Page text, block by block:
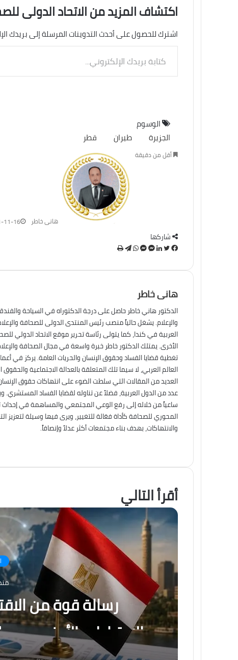
اكتشاف المزيد من الاتحاد الدولى
اشترك للحصول على أحدث التدوينات المرسلة إلى بريدك
الإلكتروني...
الوسوم
الجزيرة
طيران قطر
هانى خاطر 11-16
أقل من دقيقة
شاركها
فيسبوك
تويترلينكدإن
ماسنجر
ماسنجر
واتسابتيلقرام
طباعة
هانى خاطر
الدكتور هاني خاطر حاصل على درجة الدكتوراه في السياحة
والإعلام. يشغل حالياً منصب رئيس المنتدى الدولى للصحافة
العربية في كندا، كما يتولى رئاسة تحرير موقع الاتحاد الدولي
الأخرى. يمتلك الدكتور خاطر خبرة واسعة في مجال الصحافة
تغطية قضايا الفساد وحقوق الإنسان والحريات العامة. يركز في
العالم العربي، لا سيما تلك المتعلقة بالعدالة الاجتماعية
العديد من المقالات التي سلطت الضوء على انتهاكات حقوق
عدد من الدول العربية، فضلاً عن تناوله لقضايا الفساد المستشري.
ساعياً من خلاله إلى رفع الوعي المجتمعي والمساهمة في إحداث
المحوري للصحافة كأداة فعّالة للتغيير، ويرى فيها وسيلة لتعزيز
والانتهاكات، بهدف بناء مجتمعات أكثر عدلاً وإنصافاً.
أقرأ التالي
رسالة قوة من
الاحتياطي الأجنبي